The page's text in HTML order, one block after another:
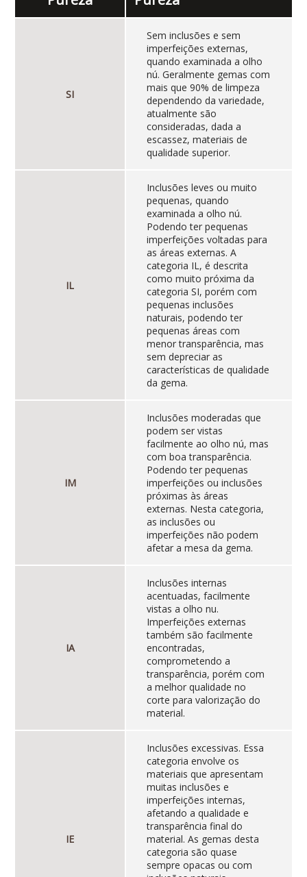
SI
Sem inclusões e sem
imperfeições externas,
quando examinada a olho
nú. Geralmente gemas com
mais que 90% de limpeza
dependendo da variedade,
atualmente são
consideradas, dada a
escassez, materiais de
qualidade superior.
IL
Inclusões leves ou muito
pequenas, quando
examinada a olho nú.
Podendo ter pequenas
imperfeições voltadas para
as áreas externas. A
categoria IL, é descrita
como muito próxima da
categoria SI, porém com
pequenas inclusões
naturais, podendo ter
pequenas áreas com
menor transparência, mas
sem depreciar as
características de qualidade
da gema.
IM
Inclusões moderadas que
podem ser vistas
facilmente ao olho nú, mas
com boa transparência.
Podendo ter pequenas
imperfeições ou inclusões
próximas às áreas
externas. Nesta categoria,
as inclusões ou
imperfeições não podem
afetar a mesa da gema.
IA
Inclusões internas
acentuadas, facilmente
vistas a olho nu.
Imperfeições externas
também são facilmente
encontradas,
comprometendo a
transparência, porém com
a melhor qualidade no
corte para valorização do
material.
IE
Inclusões excessivas. Essa
categoria envolve os
materiais que apresentam
muitas inclusões e
imperfeições internas,
afetando a qualidade e
transparência final do
material. As gemas desta
categoria são quase
sempre opacas ou com